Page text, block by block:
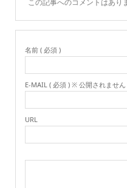
この記事へのコメントはあり
名前 ( 必須 )
E-MAIL ( 必須 ) ※ 公開されません
URL